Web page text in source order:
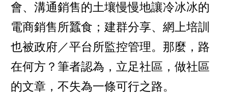
會、溝通銷售的土壤慢慢地讓冷冰冰的
電商銷售所蠶食；建群分享、網上培訓
也被政府／平台所監控管理。那麼，路
在何方？筆者認為，立足社區，做社區
的文章，不失為一條可行之路。